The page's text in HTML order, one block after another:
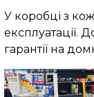
У коробці з
експлуатації.
гарантії на